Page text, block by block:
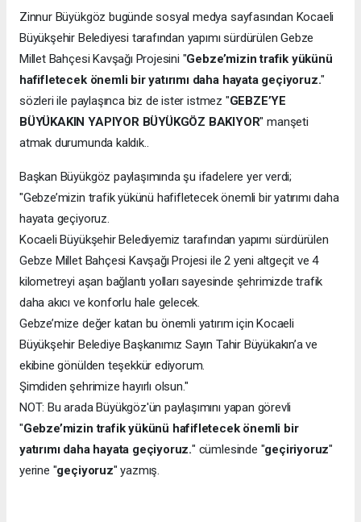
Zinnur Büyükgöz bugünde sosyal medya sayfasından Kocaeli
Büyükşehir Belediyesi tarafından yapımı sürdürülen Gebze
Millet Bahçesi Kavşağı Projesini "Gebze’mizin trafik yükünü
hafifletecek önemli bir yatırımı daha hayata geçiyoruz."
sözleri ile paylaşınca biz de ister istmez "GEBZE’YE
BÜYÜKAKIN YAPIYOR BÜYÜKGÖZ BAKIYOR" manşeti
atmak durumunda kaldık..
Başkan Büyükgöz paylaşımında şu ifadelere yer verdi;
"Gebze’mizin trafik yükünü hafifletecek önemli bir yatırımı daha
hayata geçiyoruz.
Kocaeli Büyükşehir Belediyemiz tarafından yapımı sürdürülen
Gebze Millet Bahçesi Kavşağı Projesi ile 2 yeni altgeçit ve 4
kilometreyi aşan bağlantı yolları sayesinde şehrimizde trafik
daha akıcı ve konforlu hale gelecek.
Gebze’mize değer katan bu önemli yatırım için Kocaeli
Büyükşehir Belediye Başkanımız Sayın Tahir Büyükakın’a ve
ekibine gönülden teşekkür ediyorum.
Şimdiden şehrimize hayırlı olsun."
NOT: Bu arada Büyükgöz'ün paylaşımını yapan görevli
"Gebze’mizin trafik yükünü hafifletecek önemli bir
yatırımı daha hayata geçiyoruz." cümlesinde "geçiriyoruz"
yerine "geçiyoruz" yazmış.